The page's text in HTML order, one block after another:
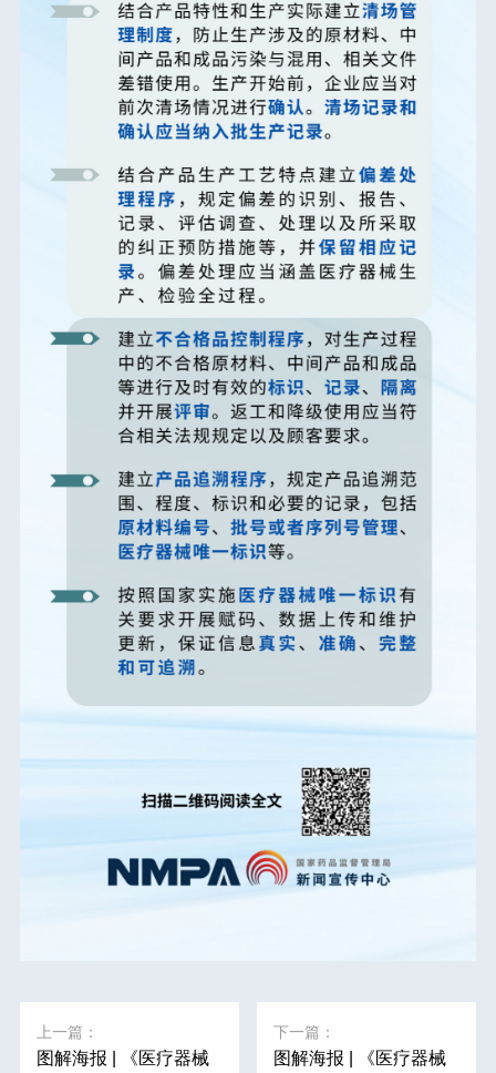
上一篇：
图解海报 | 《医疗器械
下一篇：
图解海报 | 《医疗器械